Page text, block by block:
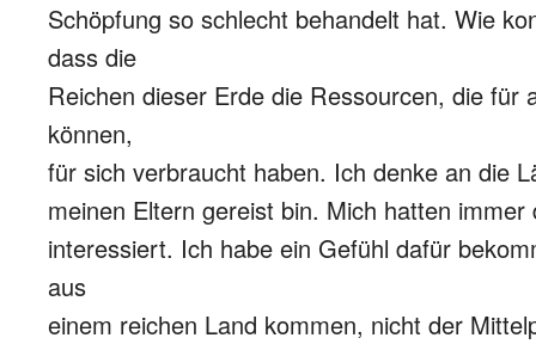
Schöpfung so schlecht behandelt hat. Wie
dass die
Reichen dieser Erde die Ressourcen, die für
können,
für sich verbraucht haben. Ich denke an die
meinen Eltern gereist bin. Mich hatten
interessiert. Ich habe ein Gefühl dafür
aus
einem reichen Land kommen, nicht der